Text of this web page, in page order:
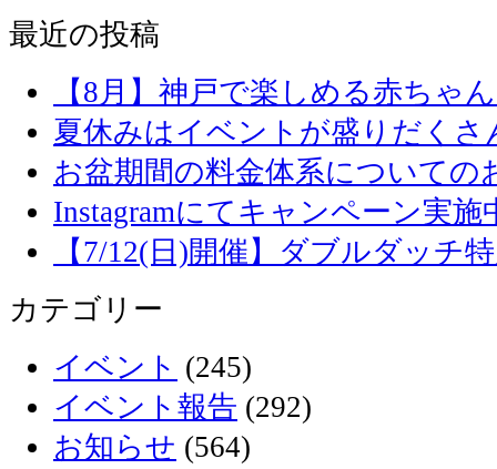
最近の投稿
【8月】神戸で楽しめる赤ちゃ
夏休みはイベントが盛りだくさ
お盆期間の料金体系についての
Instagramにてキャンペーン実施
【7/12(日)開催】ダブルダッチ
カテゴリー
イベント (245)
イベント報告 (292)
お知らせ (564)